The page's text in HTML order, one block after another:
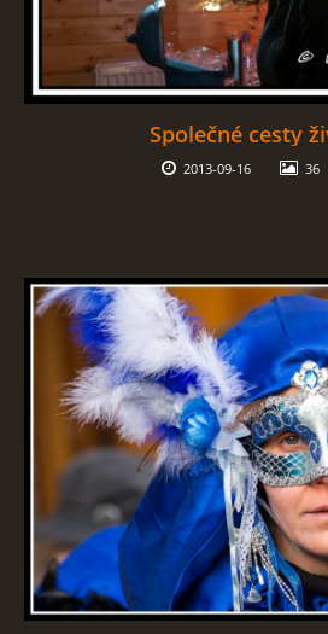
Společné cesty
2013-09-16 36